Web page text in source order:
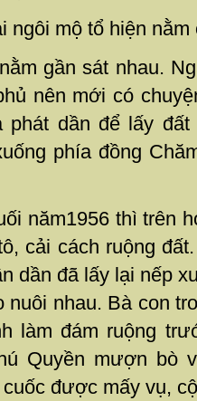
ngôi mộ tổ hiện
gần sát nhau.
nên mới có
dần để lấy
phía đồng
năm1956 thì trên
cải cách ruộng
dần đã lấy lại nếp
nuôi nhau. Bà con
làm đám ruộng
Quyền mượn bò
được mấy vụ,